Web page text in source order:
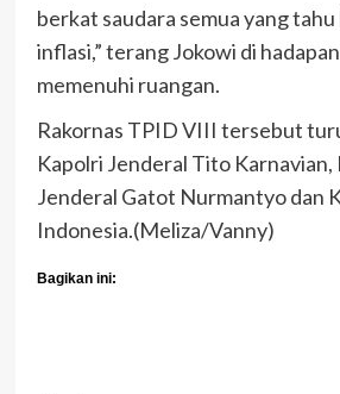
berkat saudara semua yang
inflasi,” terang Jokowi di
memenuhi ruangan.
Rakornas TPID VIII tersebut
Kapolri Jenderal Tito Karnavian,
Jenderal Gatot Nurmantyo dan
Indonesia.(Meliza/Vanny)
Bagikan ini: